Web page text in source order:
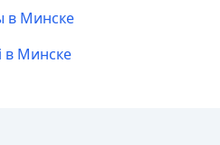
в Минске
в Минске